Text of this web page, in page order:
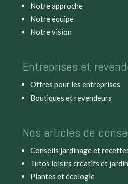
Notre approche
Notre équipe
Notre vision
Entreprises et
Offres pour les entreprises
Boutiques et revendeurs
Nos articles de
Conseils jardinage et
Tutos loisirs créatifs et
Plantes et écologie